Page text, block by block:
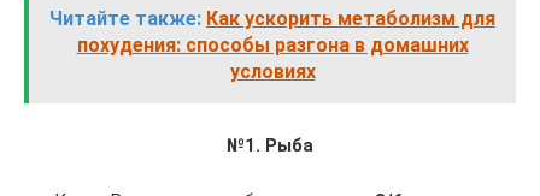
Читайте также: Как ускорить метаболизм для
похудения: способы разгона в домашних
условиях
№1. Рыба